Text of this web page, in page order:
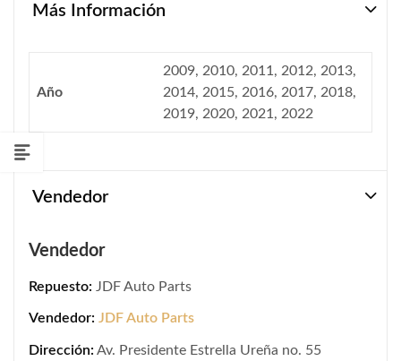
Más Información
Año
2009, 2010, 2011, 2012, 2013,
2014, 2015, 2016, 2017, 2018,
2019, 2020, 2021, 2022
Vendedor
Vendedor
Repuesto: JDF Auto Parts
Vendedor: JDF Auto Parts
Dirección: Av. Presidente Estrella Ureña no. 55